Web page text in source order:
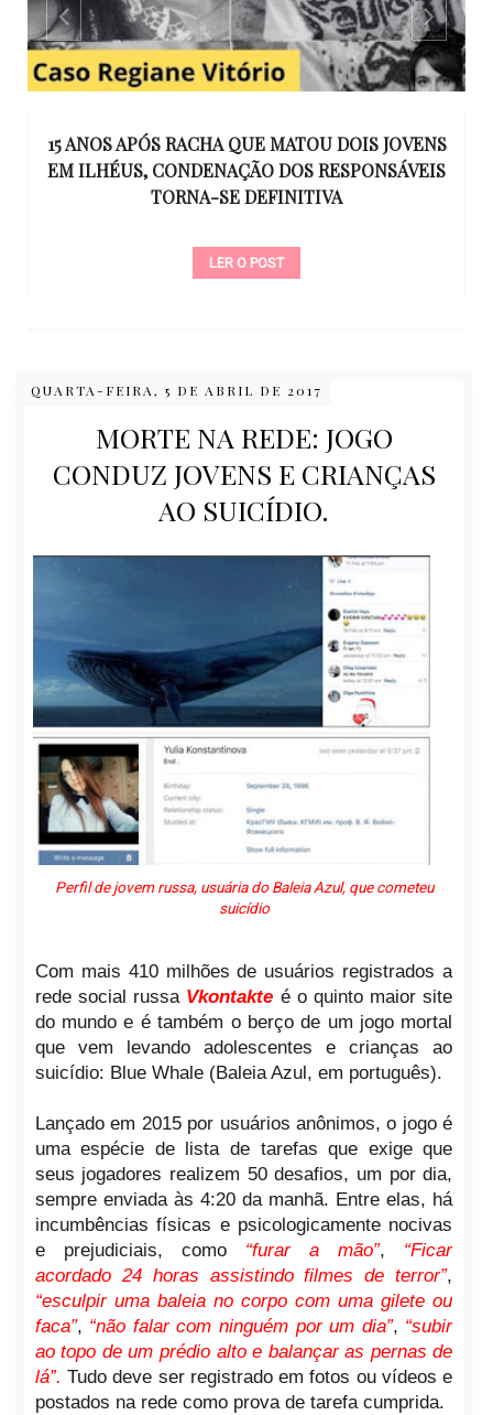
15 ANOS APÓS RACHA QUE MATOU DOIS JOVENS
EM ILHÉUS, CONDENAÇÃO DOS RESPONSÁVEIS
TORNA-SE DEFINITIVA
LER O POST
QUARTA-FEIRA, 5 DE ABRIL DE 2017
MORTE NA REDE: JOGO
CONDUZ JOVENS E CRIANÇAS
AO SUICÍDIO.
Perfil de jovem russa, usuária do Baleia Azul, que cometeu
suicídio
Com mais 410 milhões de usuários registrados a
rede social russa Vkontakte é o quinto maior site
do mundo e é também o berço de um jogo mortal
que vem levando adolescentes e crianças ao
suicídio: Blue Whale (Baleia Azul, em português).
Lançado em 2015 por usuários anônimos, o jogo é
uma espécie de lista de tarefas que exige que
seus jogadores realizem 50 desafios, um por dia,
sempre enviada às 4:20 da manhã. Entre elas, há
incumbências físicas e psicologicamente nocivas
e prejudiciais, como “furar a mão”, “Ficar
acordado 24 horas assistindo filmes de terror”,
“esculpir uma baleia no corpo com uma gilete ou
faca”, “não falar com ninguém por um dia”, “subir
ao topo de um prédio alto e balançar as pernas de
lá”. Tudo deve ser registrado em fotos ou vídeos e
postados na rede como prova de tarefa cumprida.